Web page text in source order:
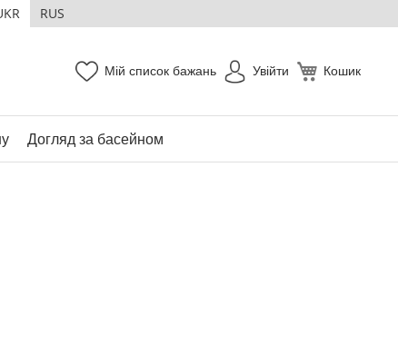
RUS
Кошик
Мій список бажань Увійти
Догляд за басейном